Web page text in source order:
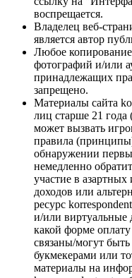
воспрещается.
Владелец веб-
является автор
Любое
фотографий и/или
принадлежащих
запрещено.
Материалы сайта
лиц старше 21 года
может вызвать
правила
обнаружении
немедленно
участие в
доходов или
ресурс
и/или виртуальные
какой форме
связаны/могут
букмекерами или
материалы на